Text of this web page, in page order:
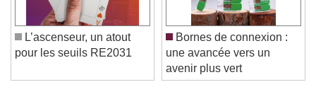
L’ascenseur, un atout
Bornes de connexion :
une avancée vers un
avenir plus vert